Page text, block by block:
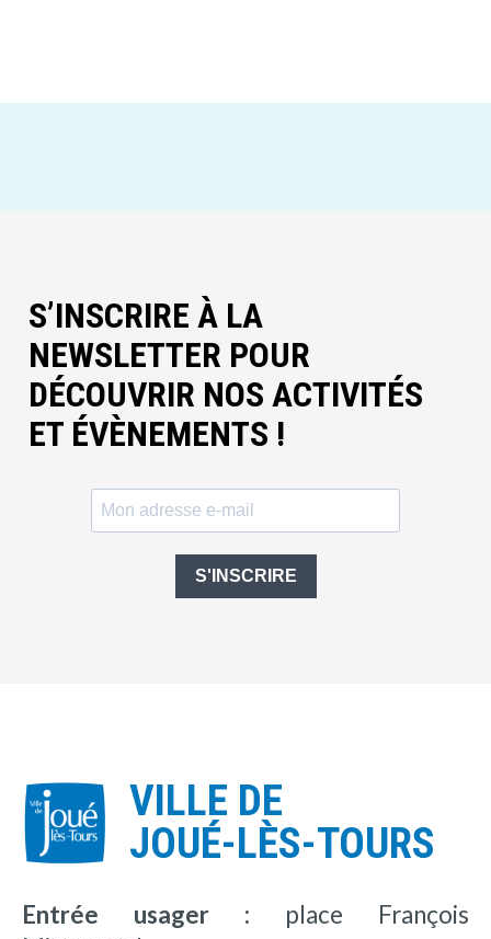
S’INSCRIRE À LA
NEWSLETTER POUR
DÉCOUVRIR NOS ACTIVITÉS
ET ÉVÈNEMENTS !
S'INSCRIRE
VILLE DE
JOUÉ-LÈS-TOURS
Entrée usager : place François